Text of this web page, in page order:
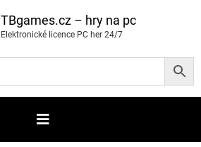
TBgames.cz – hry na pc
Elektronické licence PC her 24/7